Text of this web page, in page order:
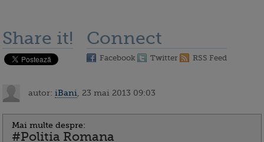
Share it! Connect
Facebook Twitter RSS Feed
autor: iBani , 23 mai 2013 09:03
Mai multe despre:
#Politia Romana